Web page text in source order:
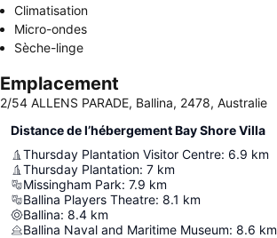
Climatisation
Micro-ondes
Sèche-linge
Emplacement
2/54 ALLENS PARADE, Ballina, 2478, Australie
Distance de l’hébergement Bay Shore Villa
Thursday Plantation Visitor Centre: 6.9 km
Thursday Plantation: 7 km
Missingham Park: 7.9 km
Ballina Players Theatre: 8.1 km
Ballina: 8.4 km
Ballina Naval and Maritime Museum: 8.6 km